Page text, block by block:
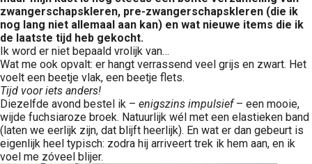
zwangerschapskleren, pre-zwangerschapskleren (die ik
nog lang niet allemaal aan kan) en wat nieuwe items die ik
de laatste tijd heb gekocht.
Ik word er niet bepaald vrolijk van…
Wat me ook opvalt: er hangt verrassend veel grijs en zwart. Het
voelt een beetje vlak, een beetje flets.
Tijd voor iets anders!
Diezelfde avond bestel ik – enigszins impulsief– een mooie,
wijde fuchsiaroze broek. Natuurlijk wél met een elastieken band
(laten we eerlijk zijn, dat blijft heerlijk). En wat er dan gebeurt is
eigenlijk heel typisch: zodra hij arriveert trek ik hem aan, en ik
voel me zóveel blijer.